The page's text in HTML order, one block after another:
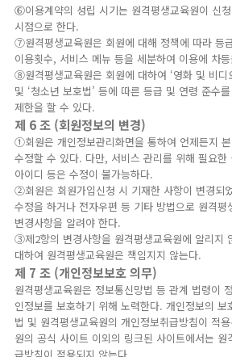
⑥이용계약의 성립 시기는 원격평생교육원이 신
시점으로 한다.
⑦원격평생교육원은 회원에 대해 정책에 따라 등
이용횟수, 서비스 메뉴 등을 세분하여 이용에 차
⑧원격평생교육원은 회원에 대하여 ‘영화 및 비디
및 ‘청소년 보호법’ 등에 따른 등급 및 연령 준수
제한을 할 수 있다.
제 6 조 (회원정보의 변경)
①회원은 개인정보관리화면을 통하여 언제든지
수정할 수 있다. 다만, 서비스 관리를 위해 필요한
아이디 등은 수정이 불가능하다.
②회원은 회원가입신청 시 기재한 사항이 변경되
수정을 하거나 전자우편 등 기타 방법으로 원격평
변경사항을 알려야 한다.
③제2항의 변경사항을 원격평생교육원에 알리지
대하여 원격평생교육원은 책임지지 않는다.
제 7 조 (개인정보보호 의무)
원격평생교육원은 정보통신망법 등 관계 법령이
인정보를 보호하기 위해 노력한다. 개인정보의
법 및 원격평생교육원의 개인정보취급방침이 적
원의 공식 사이트 이외의 링크된 사이트에서는 원